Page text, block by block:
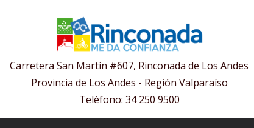
Carretera San Martín #607, Rinconada de Los Andes
Provincia de Los Andes - Región Valparaíso
Teléfono: 34 250 9500